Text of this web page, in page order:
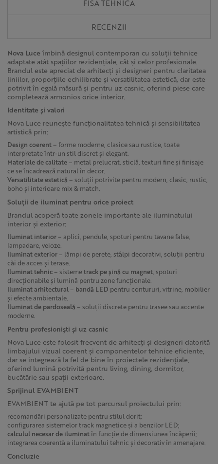
FISA TEHNICA
RECENZII
Nova Luce îmbină designul contemporan cu soluții tehnice
adaptate atât spațiilor rezidențiale, cât și celor profesionale.
Brandul este apreciat de arhitecți și designeri pentru claritatea
liniilor, proporțiile echilibrate și versatilitatea estetică, dar este
potrivit în egală măsură și pentru uz casnic, oferind piese care
completează armonios orice interior.
Identitate și valori
Nova Luce reunește funcționalitatea tehnică și sensibilitatea
artistică prin:
Design coerent – forme moderne, clasice sau rustice, toate
interpretate într-un stil discret și elegant.
Materiale de calitate – metal prelucrat, sticlă, texturi fine și finisaje
ce se încadrează natural în decor.
Versatilitate estetică – soluții potrivite pentru modern, clasic, rustic,
boho și interioare mix & match.
Soluții de iluminat pentru orice proiect
Brandul acoperă toate zonele importante ale iluminatului
interior și exterior:
Iluminat interior – aplici, pendule, spoturi pentru tavane false,
lampadare, veioze.
Iluminat exterior – lămpi de perete, stâlpi decorativi, soluții pentru
căi de acces și terase.
Iluminat tehnic – sistemetrack pe șină cu magnet , spoturi
direcționabile și lumină pentru zone funcționale.
Iluminat arhitectural – bandă LED pentru contururi, vitrine, mobilier
și efecte ambientale.
Iluminat de pardoseală – soluții discrete pentru trasee sau accente
moderne.
Pentru profesioniști și uz casnic
Nova Luce este folosit frecvent de arhitecți și designeri datorită
limbajului vizual coerent și componentelor tehnice eficiente,
dar se integrează la fel de bine în proiectele rezidențiale,
oferind lumină potrivită pentru living, dining, dormitor,
bucătărie sau spații exterioare.
Sprijinul EVAMBIENT
EVAMBIENT te ajută pe tot parcursul proiectului prin:
recomandări personalizate pentru stilul dorit;
configurarea sistemelor track magnetice și a benzilor LED;
calculul necesar de iluminatîn funcție de dimensiunea încăperii;
integrarea coerentă a iluminatului tehnic și decorativ în amenajare.
Concluzie